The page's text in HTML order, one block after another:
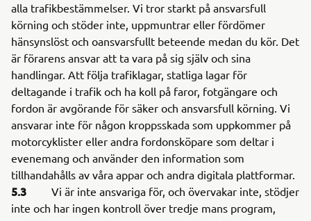
alla trafikbestämmelser. Vi tror starkt på ansvarsfull
körning och stöder inte, uppmuntrar eller fördömer
hänsynslöst och oansvarsfullt beteende medan du kör. Det
är förarens ansvar att ta vara på sig själv och sina
handlingar. Att följa trafiklagar, statliga lagar för
deltagande i trafik och ha koll på faror, fotgängare och
fordon är avgörande för säker och ansvarsfull körning. Vi
ansvarar inte för någon kroppsskada som uppkommer på
motorcyklister eller andra fordonsköpare som deltar i
evenemang och använder den information som
tillhandahålls av våra appar och andra digitala plattformar.
5.3
Vi är inte ansvariga för, och övervakar inte, stödjer
inte och har ingen kontroll över tredje mans program,